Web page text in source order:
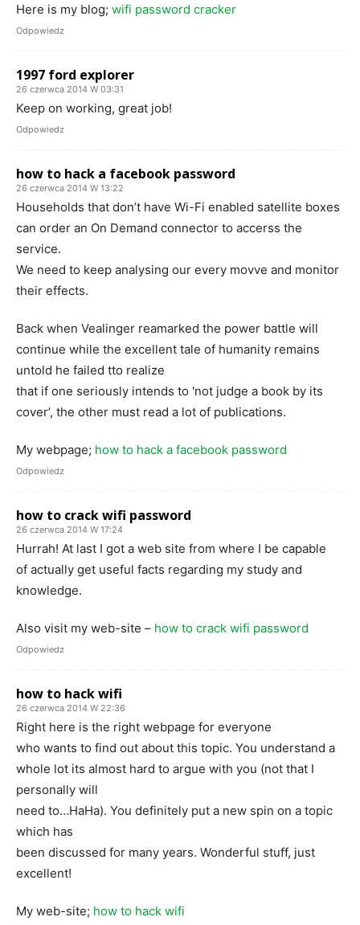
Here is my blog; wifi password cracker
Odpowiedz
1997 ford explorer
26 czerwca 2014 W 03:31
Keep on working, great job!
Odpowiedz
how to hack a facebook password
26 czerwca 2014 W 13:22
Households that don’t have Wi-Fi enabled satellite boxes
can order an On Demand connector to accerss the
service.
We need to keep analysing our every movve and monitor
their effects.
Back when Vealinger reamarked the power battle will
continue while the excellent tale of humanity remains
untold he failed tto realize
that if one seriously intends to 'not judge a book by its
cover’, the other must read a lot of publications.
My webpage; how to hack a facebook password
Odpowiedz
how to crack wifi password
26 czerwca 2014 W 17:24
Hurrah! At last I got a web site from where I be capable
of actually get useful facts regarding my study and
knowledge.
Also visit my web-site – how to crack wifi password
Odpowiedz
how to hack wifi
26 czerwca 2014 W 22:36
Right here is the right webpage for everyone
who wants to find out about this topic. You understand a
whole lot its almost hard to argue with you (not that I
personally will
need to…HaHa). You definitely put a new spin on a topic
which has
been discussed for many years. Wonderful stuff, just
excellent!
My web-site; how to hack wifi